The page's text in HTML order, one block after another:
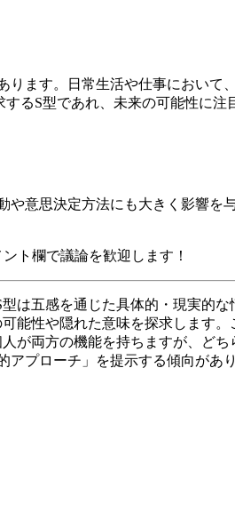
ます。日常生活や仕事において
るS型であれ、未来の可能性に
意思決定方法にも大きく影響を
ト欄で議論を歓迎します！
は五感を通じた具体的・現実的
能性や隠れた意味を探求します
が両方の機能を持ちますが、ど
プローチ」を提示する傾向があり